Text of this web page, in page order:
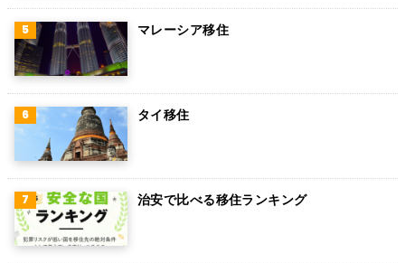
オーストリア
ロシア
ミャンマー
アイルランド
トルコ
フィンランド
チェコ
マレーシア移住
タイ移住
治安で比べる移住ランキング